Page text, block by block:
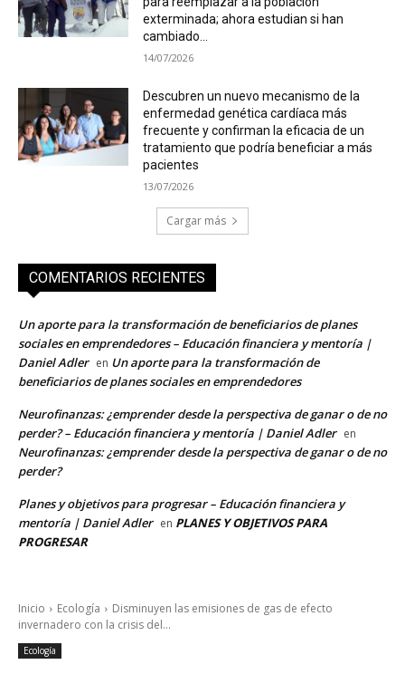
exterminada; ahora estudian si han
cambiado...
14/07/2026
Descubren un nuevo mecanismo de la
enfermedad genética cardíaca más
frecuente y confirman la eficacia de un
tratamiento que podría beneficiar a más
pacientes
13/07/2026
Cargar más
COMENTARIOS RECIENTES
Un aporte para la transformación de beneficiarios de planes
sociales en emprendedores – Educación financiera y mentoría |
Daniel Adler en Un aporte para la transformación de
beneficiarios de planes sociales en emprendedores
Neurofinanzas: ¿emprender desde la perspectiva de ganar o de no
perder? – Educación financiera y mentoría | Daniel Adler en
Neurofinanzas: ¿emprender desde la perspectiva de ganar o de no
perder?
Planes y objetivos para progresar – Educación financiera y
mentoría | Daniel Adler en PLANES Y OBJETIVOS PARA
PROGRESAR